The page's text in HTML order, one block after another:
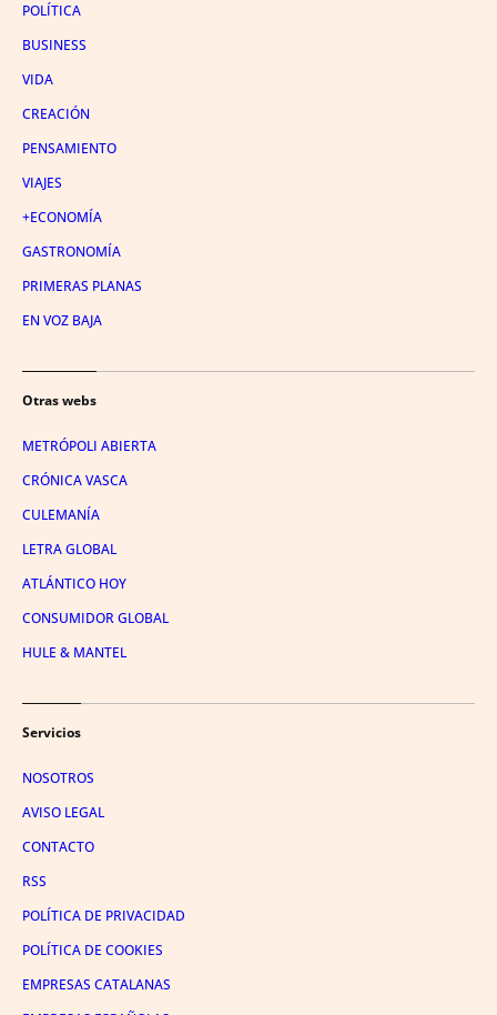
POLÍTICA
BUSINESS
VIDA
CREACIÓN
PENSAMIENTO
VIAJES
+ECONOMÍA
GASTRONOMÍA
PRIMERAS PLANAS
EN VOZ BAJA
Otras webs
METRÓPOLI ABIERTA
CRÓNICA VASCA
CULEMANÍA
LETRA GLOBAL
ATLÁNTICO HOY
CONSUMIDOR GLOBAL
HULE & MANTEL
Servicios
NOSOTROS
AVISO LEGAL
CONTACTO
RSS
POLÍTICA DE PRIVACIDAD
POLÍTICA DE COOKIES
EMPRESAS CATALANAS